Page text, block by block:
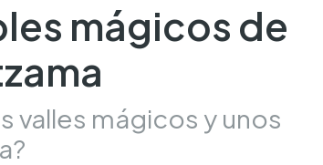
mágicos de
valles mágicos y unos